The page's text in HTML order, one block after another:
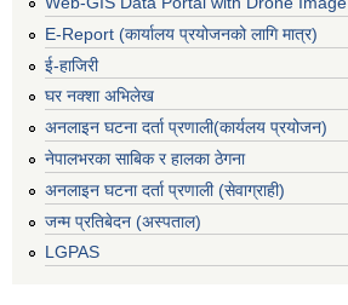
E-Report (कार्यालय प्रयोजनको लागि मात्र)
ई-हाजिरी
घर नक्शा अभिलेख
अनलाइन घटना दर्ता प्रणाली(कार्यलय प्रयोजन)
नेपालभरका साबिक र हालका ठेगना
अनलाइन घटना दर्ता प्रणाली (सेवाग्राही)
जन्म प्रतिबेदन (अस्पताल)
LGPAS